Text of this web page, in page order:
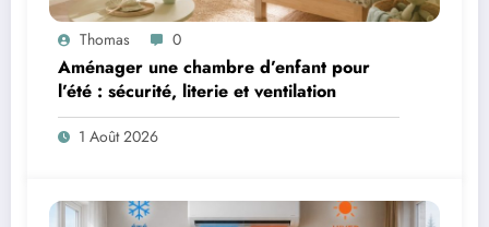
Thomas 0
Aménager une chambre d’enfant pour
l’été : sécurité, literie et ventilation
1 Août 2026